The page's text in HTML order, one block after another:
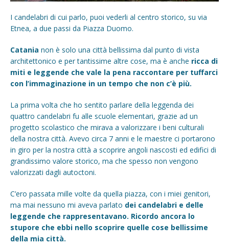
I candelabri di cui parlo, puoi vederli al centro storico, su via
Etnea, a due passi da Piazza Duomo.
Catania non è solo una città bellissima dal punto di vista
architettonico e per tantissime altre cose, ma è anche ricca di
miti e leggende che vale la pena raccontare per tuffarci
con l’immaginazione in un tempo che non c’è più.
La prima volta che ho sentito parlare della leggenda dei
quattro candelabri fu alle scuole elementari, grazie ad un
progetto scolastico che mirava a valorizzare i beni culturali
della nostra città. Avevo circa 7 anni e le maestre ci portarono
in giro per la nostra città a scoprire angoli nascosti ed edifici di
grandissimo valore storico, ma che spesso non vengono
valorizzati dagli autoctoni.
C’ero passata mille volte da quella piazza, con i miei genitori,
ma mai nessuno mi aveva parlato dei candelabri e delle
leggende che rappresentavano. Ricordo ancora lo
stupore che ebbi nello scoprire quelle cose bellissime
della mia città.